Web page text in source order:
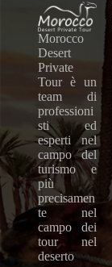
Morocco
Desert
Private
Tour è un
team di
professioni
sti ed
esperti nel
campo del
turismo e
più
precisamen
te nel
campo dei
tour nel
deserto